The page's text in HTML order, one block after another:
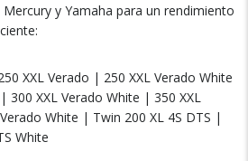
y Yamaha para un rendimiento
XXL Verado | 250 XXL Verado White
300 XXL Verado White | 350 XXL
White | Twin 200 XL 4S DTS |
White